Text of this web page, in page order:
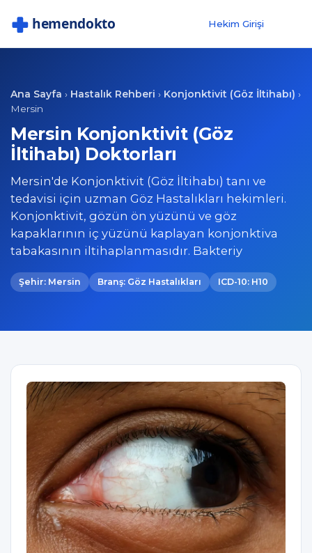
Hekim Girişi
Ana Sayfa › Hastalık Rehberi › Konjonktivit (Göz İltihabı) ›
Mersin
Mersin Konjonktivit (Göz
İltihabı) Doktorları
Mersin'de Konjonktivit (Göz İltihabı) tanı ve
tedavisi için uzman Göz Hastalıkları hekimleri.
Konjonktivit, gözün ön yüzünü ve göz
kapaklarının iç yüzünü kaplayan konjonktiva
tabakasının iltihaplanmasıdır. Bakteriy
Şehir: Mersin Branş: Göz Hastalıkları ICD-10: H10